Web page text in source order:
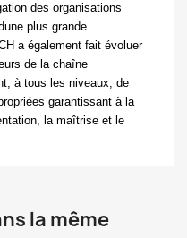
des organisations
plus grande
a également fait évoluer
de la chaîne
à tous les niveaux, de
garantissant à la
la maîtrise et le
la même